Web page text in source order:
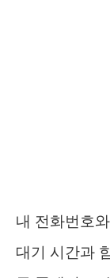
내 전화번호
대기 시간과